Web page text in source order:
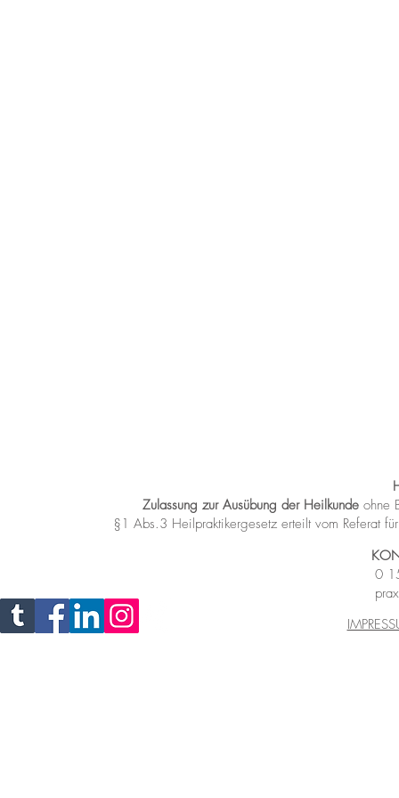
Zulassung zur Ausübung der Heilkunde ohne
§1 Abs.3 Heilpraktikergesetz erteilt vom Referat
0